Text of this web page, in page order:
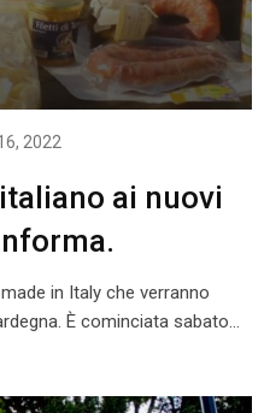
2022
ai nuovi
in Italy che verranno
È cominciata sabato…